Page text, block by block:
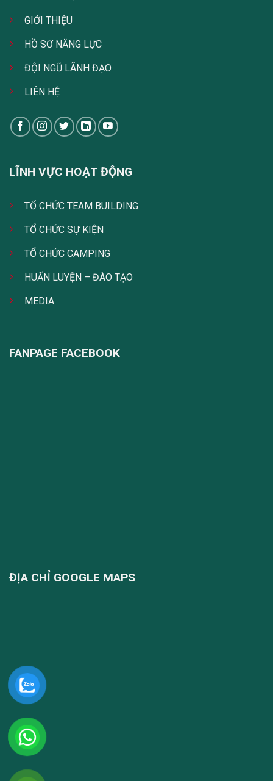
GIỚI THIỆU
HỒ SƠ NĂNG LỰC
ĐỘI NGŨ LÃNH ĐẠO
LIÊN HỆ
LĨNH VỰC HOẠT ĐỘNG
TỔ CHỨC TEAM BUILDING
TỔ CHỨC SỰ KIỆN
TỔ CHỨC CAMPING
HUẤN LUYỆN – ĐÀO TẠO
MEDIA
FANPAGE FACEBOOK
ĐỊA CHỈ GOOGLE MAPS